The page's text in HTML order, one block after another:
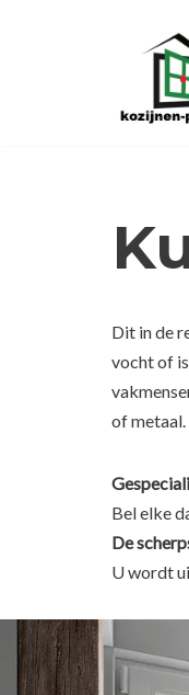
Dit in de
vocht of
of metaal.
Bel elke
De
U wordt